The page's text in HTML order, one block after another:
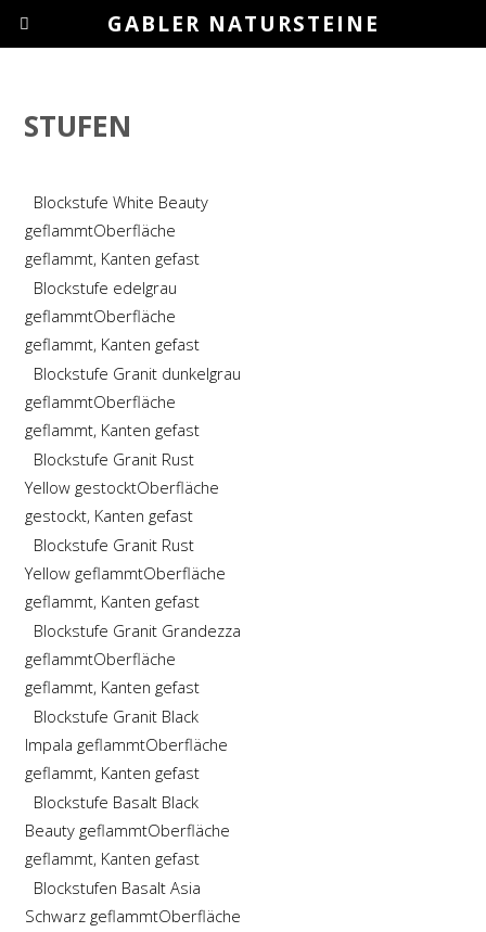
STUFEN
Blockstufe White Beauty
geflammtOberfläche
geflammt, Kanten gefast
Blockstufe edelgrau
geflammtOberfläche
geflammt, Kanten gefast
Blockstufe Granit dunkelgrau
geflammtOberfläche
geflammt, Kanten gefast
Blockstufe Granit Rust
Yellow gestocktOberfläche
gestockt, Kanten gefast
Blockstufe Granit Rust
Yellow geflammtOberfläche
geflammt, Kanten gefast
Blockstufe Granit Grandezza
geflammtOberfläche
geflammt, Kanten gefast
Blockstufe Granit Black
Impala geflammtOberfläche
geflammt, Kanten gefast
Blockstufe Basalt Black
Beauty geflammtOberfläche
geflammt, Kanten gefast
Blockstufen Basalt Asia
Schwarz geflammtOberfläche
GABLER NATURSTEINE